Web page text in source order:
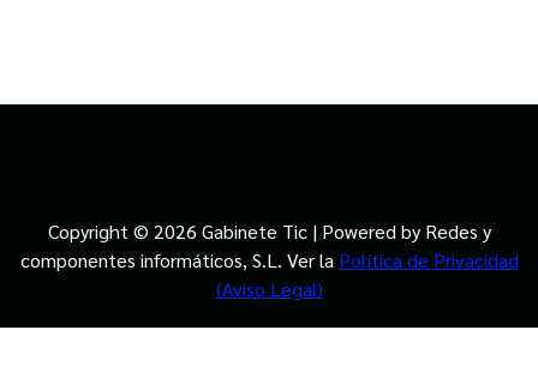
Copyright © 2026 Gabinete Tic | Powered by Redes y
componentes informáticos, S.L. Ver la Política de Privacidad
(Aviso Legal)